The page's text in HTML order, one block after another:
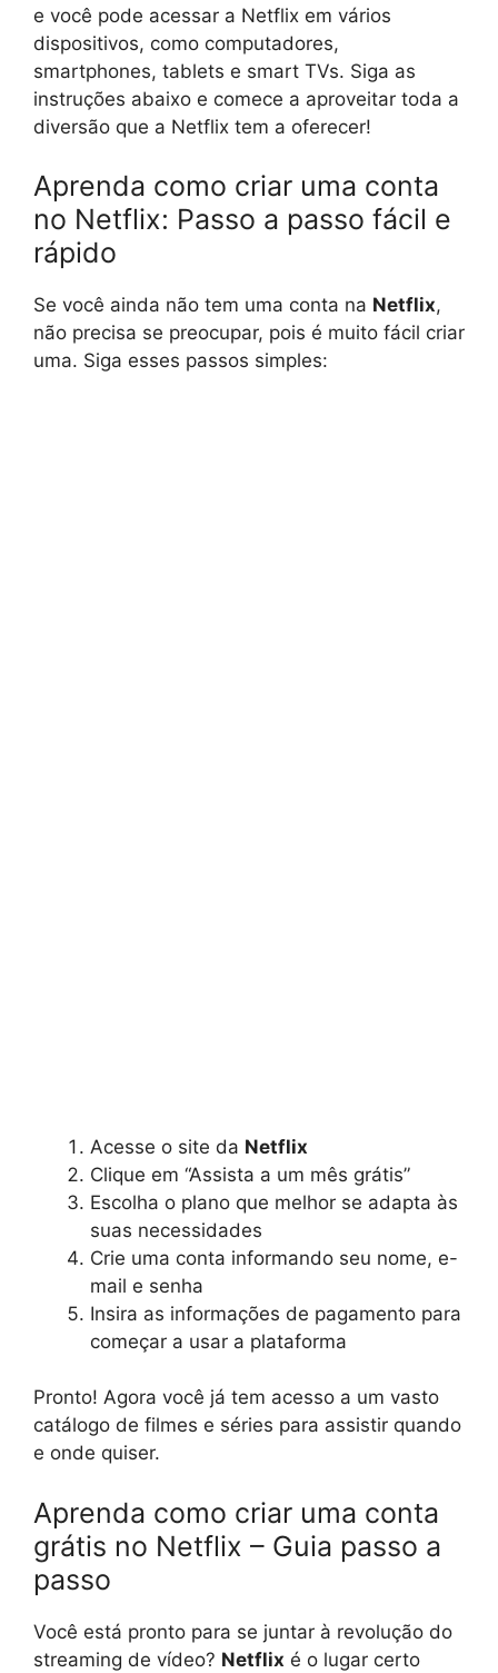
e você pode acessar a Netflix em vários
dispositivos, como computadores,
smartphones, tablets e smart TVs. Siga as
instruções abaixo e comece a aproveitar toda a
diversão que a Netflix tem a oferecer!
Aprenda como criar uma conta
no Netflix: Passo a passo fácil e
rápido
Se você ainda não tem uma conta na Netflix,
não precisa se preocupar, pois é muito fácil criar
uma. Siga esses passos simples:
Acesse o site da Netflix
Clique em “Assista a um mês grátis”
Escolha o plano que melhor se adapta às
suas necessidades
Crie uma conta informando seu nome, e-
mail e senha
Insira as informações de pagamento para
começar a usar a plataforma
Pronto! Agora você já tem acesso a um vasto
catálogo de filmes e séries para assistir quando
e onde quiser.
Aprenda como criar uma conta
grátis no Netflix – Guia passo a
passo
Você está pronto para se juntar à revolução do
streaming de vídeo? Netflix é o lugar certo